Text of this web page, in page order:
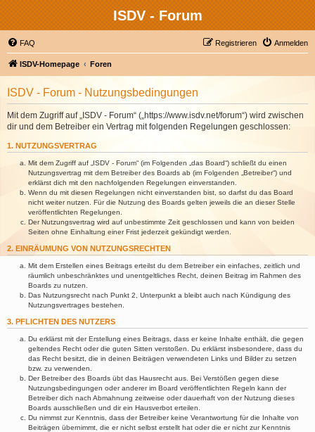
ISDV - Forum
FAQ Anmelden
Registrieren
ISDV-Homepage Foren
ISDV - Forum - Nutzungsbedingungen
Mit dem Zugriff auf „ISDV - Forum“ („https://www.isdv.net/forum“) wird zwischen
dir und dem Betreiber ein Vertrag mit folgenden Regelungen geschlossen:
1. NUTZUNGSVERTRAG
Mit dem Zugriff auf „ISDV - Forum“ (im Folgenden „das Board“) schließt du einen
Nutzungsvertrag mit dem Betreiber des Boards ab (im Folgenden „Betreiber“) und
erklärst dich mit den nachfolgenden Regelungen einverstanden.
Wenn du mit diesen Regelungen nicht einverstanden bist, so darfst du das Board
nicht weiter nutzen. Für die Nutzung des Boards gelten jeweils die an dieser Stelle
veröffentlichten Regelungen.
Der Nutzungsvertrag wird auf unbestimmte Zeit geschlossen und kann von beiden
Seiten ohne Einhaltung einer Frist jederzeit gekündigt werden.
2. EINRÄUMUNG VON NUTZUNGSRECHTEN
Mit dem Erstellen eines Beitrags erteilst du dem Betreiber ein einfaches, zeitlich und
räumlich unbeschränktes und unentgeltliches Recht, deinen Beitrag im Rahmen des
Boards zu nutzen.
Das Nutzungsrecht nach Punkt 2, Unterpunkt a bleibt auch nach Kündigung des
Nutzungsvertrages bestehen.
3. PFLICHTEN DES NUTZERS
Du erklärst mit der Erstellung eines Beitrags, dass er keine Inhalte enthält, die gegen
geltendes Recht oder die guten Sitten verstoßen. Du erklärst insbesondere, dass du
das Recht besitzt, die in deinen Beiträgen verwendeten Links und Bilder zu setzen
bzw. zu verwenden.
Der Betreiber des Boards übt das Hausrecht aus. Bei Verstößen gegen diese
Nutzungsbedingungen oder anderer im Board veröffentlichten Regeln kann der
Betreiber dich nach Abmahnung zeitweise oder dauerhaft von der Nutzung dieses
Boards ausschließen und dir ein Hausverbot erteilen.
Du nimmst zur Kenntnis, dass der Betreiber keine Verantwortung für die Inhalte von
Beiträgen übernimmt, die er nicht selbst erstellt hat oder die er nicht zur Kenntnis